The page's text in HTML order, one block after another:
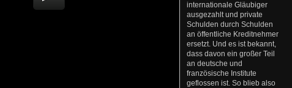
internationale Gläubiger
ausgezahlt und private
Schulden durch Schulden
an öffentliche Kreditnehmer
ersetzt. Und es ist bekannt,
dass davon ein großer Teil
an deutsche und
französische Institute
geflossen ist. So blieb also